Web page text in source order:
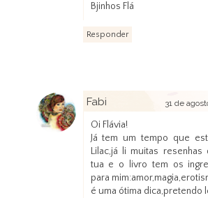
Bjinhos Flá
Responder
Fabi 31 de
Oi Flávia!
Já tem um tempo que
Lilac,já li muitas resenhas
tua e o livro tem os
para
é uma ótima dica,pretendo